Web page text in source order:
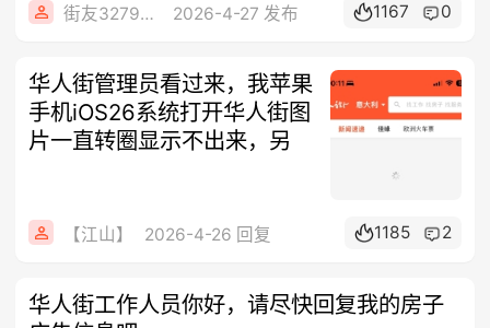
街友32790849 2026-4-27 发布 1167 0
华人街管理员看过来，我苹果
手机iOS26系统打开华人街图
片一直转圈显示不出来，另
【江山】 2026-4-26 回复 1185 2
华人街工作人员你好，请尽快回复我的房子